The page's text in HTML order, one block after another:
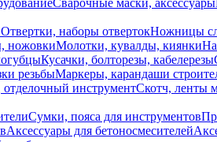
Сварочные маски, аксессуары
Отвертки, наборы отвертокНожницы
ножовкиМолотки, кувалды, киянки
Кусачки, болторезы, кабелерезы
резьбыМаркеры, карандаши
инструментСкотч, ленты
Сумки, пояса для инструментов
Аксессуары для бетоносмесителей